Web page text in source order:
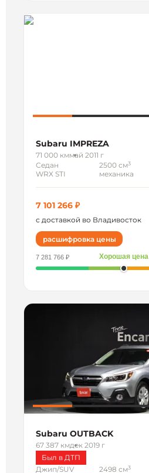
Subaru IMPREZA
71 000 кммай 2011 г
Седан
WRX STI
2500 см3
механика
7 101 266 ₽
с доставкой во Владивосток
расшифровка цены
7 281 766 ₽ Хорошая цена
Subaru OUTBACK
67 387 кмдек 2019 г
Был в ДТП
Джип/SUV
2498 см3